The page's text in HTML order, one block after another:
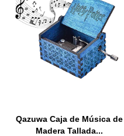
Qazuwa Caja de Música de
Madera Tallada...